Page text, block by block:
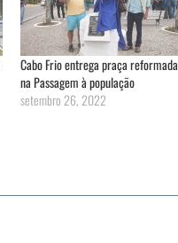
Cabo Frio entrega praça reformada
na Passagem à população
setembro 26, 2022